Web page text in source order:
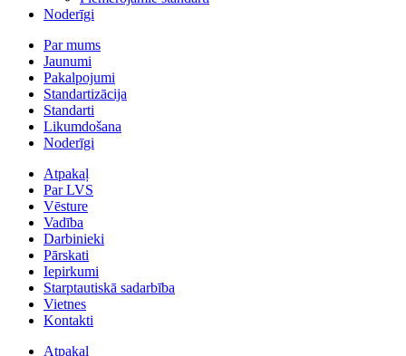
Noderīgi
Par mums
Jaunumi
Pakalpojumi
Standartizācija
Standarti
Likumdošana
Noderīgi
Atpakaļ
Par LVS
Vēsture
Vadība
Darbinieki
Pārskati
Iepirkumi
Starptautiskā sadarbība
Vietnes
Kontakti
Atpakaļ